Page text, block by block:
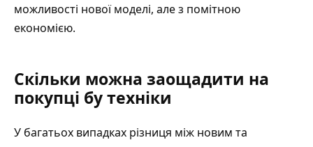
можливості нової моделі, але з помітною
економією.
Скільки можна заощадити на
покупці бу техніки
У багатьох випадках різниця між новим та